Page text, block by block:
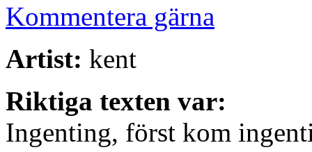
Kommentera gärna
Artist: kent
Riktiga texten var:
Ingenting, först kom